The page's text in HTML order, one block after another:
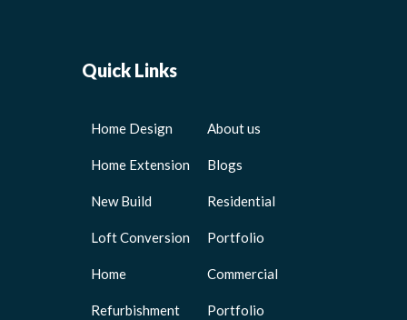
Quick Links
Home Design
Home Extension
New Build
Loft Conversion
Home
Refurbishment
About us
Blogs
Residential
Portfolio
Commercial
Portfolio